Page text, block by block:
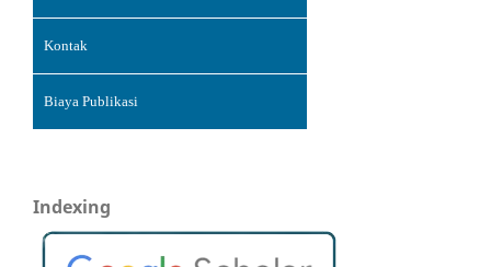
Kontak
Biaya Publikasi
Indexing